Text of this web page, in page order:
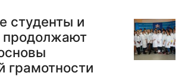
студенты и
продолжают
грамотности